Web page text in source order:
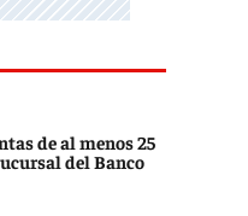
de al menos 25
del Banco